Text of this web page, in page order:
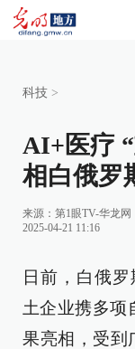
科技 >
AI+医疗
相白俄罗
来源： 第1眼TV-华龙网
2025-04-21 11:16
日前，白俄
土企业携多项
果亮相，受到